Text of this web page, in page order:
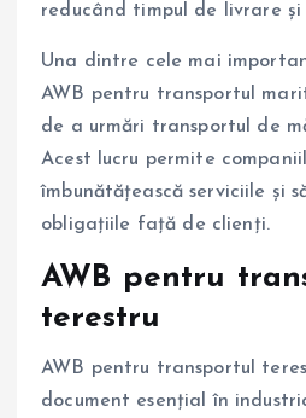
reducând timpul de livrare și
Una dintre cele mai
AWB pentru transportul
de a urmări transportul de
Acest lucru permite
îmbunătățească serviciile și
obligațiile față de clienți.
AWB pentru
terestru
AWB pentru transportul
document esențial în